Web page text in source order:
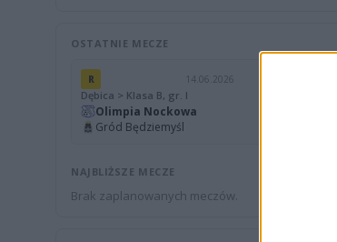
OSTATNIE MECZE
R 14.06.2026
Dębica > Klasa B, gr. I
Olimpia Nockowa
Gród Będziemyśl
NAJBLIŻSZE MECZE
Brak zaplanowanych meczów.